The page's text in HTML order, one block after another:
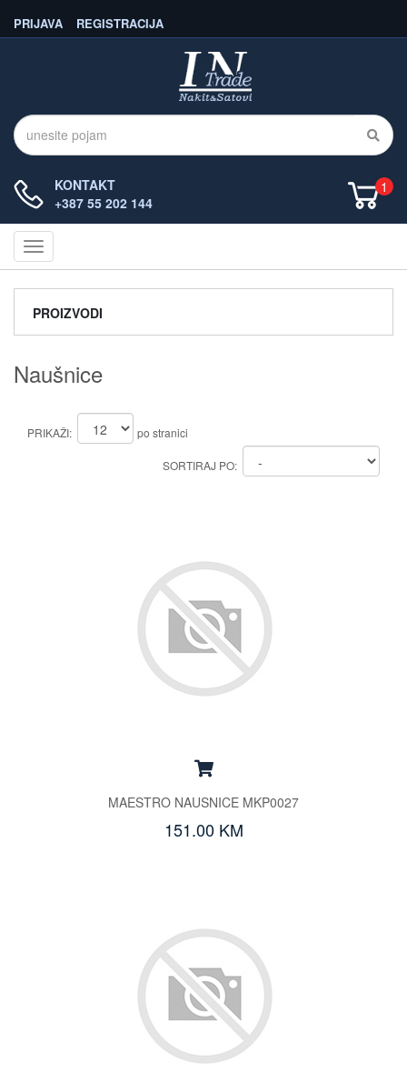
REGISTRACIJA
PRIJAVA
KONTAKT
+387 55 202 144
1
Navigacija
PROIZVODI
Naušnice
PRIKAŽI: po stranici
SORTIRAJ PO:
MAESTRO NAUSNICE MKP0027
151.00 KM